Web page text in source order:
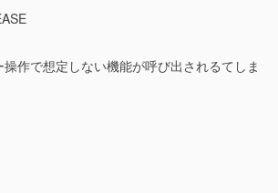
作で想定しない機能が呼び出されるてしま